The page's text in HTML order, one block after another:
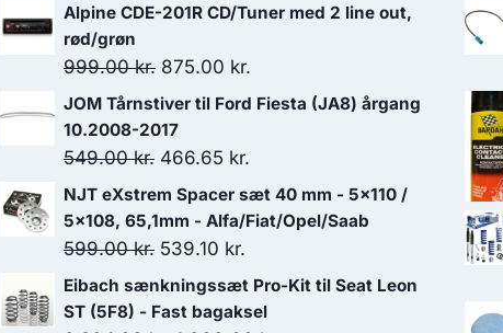
Alpine CDE-201R CD/Tuner med 2 line out,
rød/grøn
999.00kr. Den
oprindelige
pris
var:
999.00 kr..
875.00 kr.
aktuelle
875.00 kr..
JOM Tårnstiver til Ford Fiesta (JA8) årgang
10.2008-2017
549.00kr. Den
oprindelige
pris
var:
549.00 kr..
466.65 kr.
aktuelle
pris
466.65 kr..
NJT eXstrem Spacer sæt 40 mm - 5x110 /
5x108, 65,1mm - Alfa/Fiat/Opel/Saab
599.00kr. Den
oprindelige
pris
539.10 kr.
aktuelle
pris
Eibach sænkningssæt Pro-Kit til Seat Leon
ST (5F8) - Fast bagaksel